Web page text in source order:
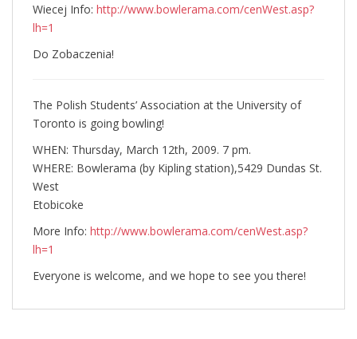
Wiecej Info: http://www.bowlerama.com/cenWest.asp?
lh=1
Do Zobaczenia!
The Polish Students’ Association at the University of
Toronto is going bowling!
WHEN: Thursday, March 12th, 2009. 7 pm.
WHERE: Bowlerama (by Kipling station),5429 Dundas St.
West
Etobicoke
More Info: http://www.bowlerama.com/cenWest.asp?
lh=1
Everyone is welcome, and we hope to see you there!